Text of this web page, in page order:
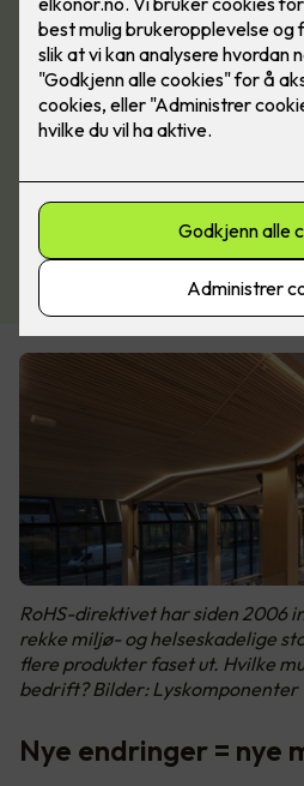
RoHS-direktivet har siden 2006
rekke miljø- og helseskadelige
flere produkter faset ut. Hvilke
bedrift? Bilder: Lyskomponenter
Nye endringer = nye